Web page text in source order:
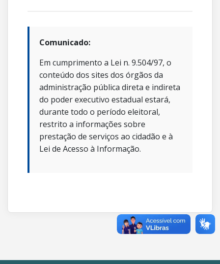
Comunicado:
Em cumprimento a Lei n. 9.504/97, o
conteúdo dos sites dos órgãos da
administração pública direta e indireta
do poder executivo estadual estará,
durante todo o período eleitoral,
restrito a informações sobre
prestação de serviços ao cidadão e à
Lei de Acesso à Informação.